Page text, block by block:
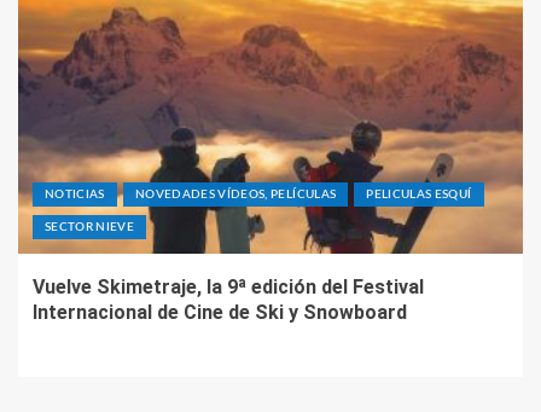
NOTICIAS NOVEDADES VÍDEOS, PELÍCULAS PELICULAS ESQUÍ
SECTOR NIEVE
Vuelve Skimetraje, la 9ª edición del Festival
Internacional de Cine de Ski y Snowboard